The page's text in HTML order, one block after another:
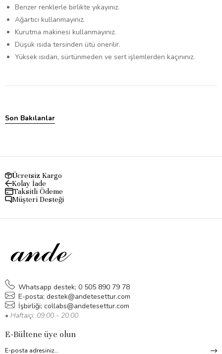
Benzer renklerle birlikte yıkayınız.
Ağartıcı kullanmayınız.
Kurutma makinesi kullanmayınız.
Düşük ısıda tersinden ütü önerilir.
Yüksek ısıdan, sürtünmeden ve sert işlemlerden kaçınınız.
Son Bakılanlar
Ücretsiz Kargo
Kolay İade
Taksitli Ödeme
Müşteri Desteği
Whatsapp destek; 0 505 890 79 78
E-posta; destek@andetesettur.com
İşbirliği; collabs@andetesettur.com
• Haftaiçi: 09:00 - 20:00
E-Bültene üye olun